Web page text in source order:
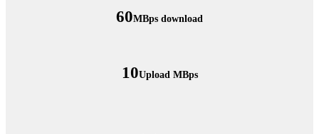
60MBps download
10Upload MBps